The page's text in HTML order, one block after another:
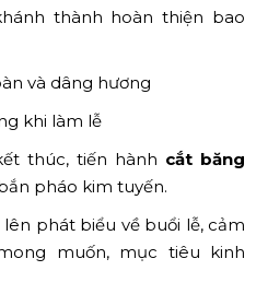
thành hoàn thiện bao
và dâng hương
khi làm lễ
thúc, tiến hành cắt băng
pháo kim tuyến.
phát biểu về buổi lễ, cảm
muốn, mục tiêu kinh